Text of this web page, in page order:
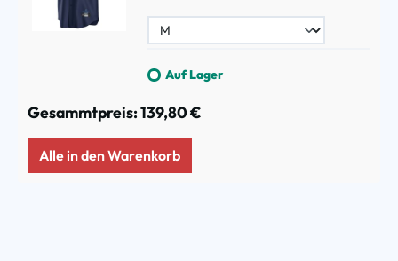
Auf Lager
Gesammtpreis:139,80 €
Alle in den Warenkorb